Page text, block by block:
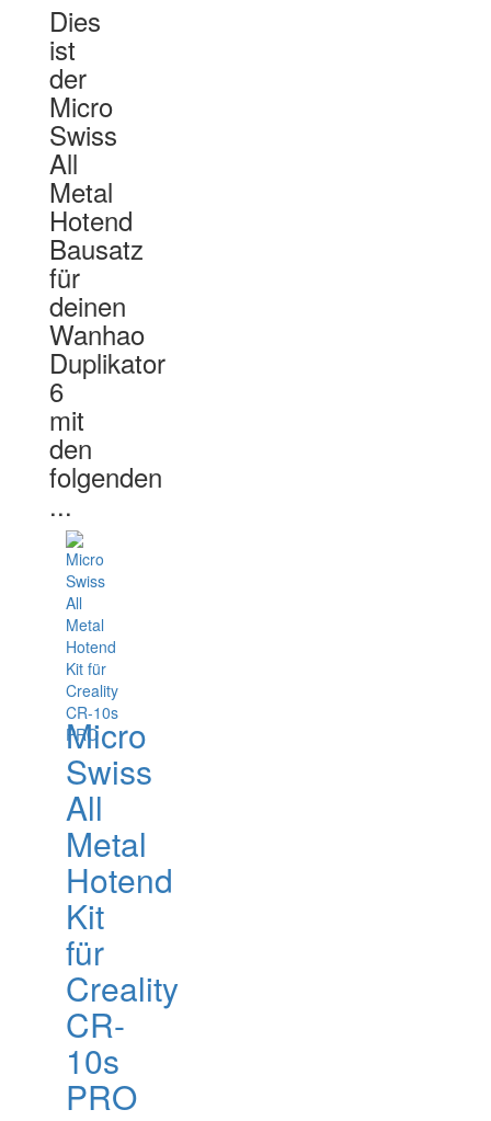
Dies
ist
der
Micro
Swiss
All
Metal
Hotend
Bausatz
für
deinen
Wanhao
Duplikator
6
mit
den
folgenden
...
Micro
Swiss
All
Metal
Hotend
Kit
für
Creality
CR-
10s
PRO